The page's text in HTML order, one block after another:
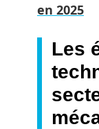
en 2025
Les